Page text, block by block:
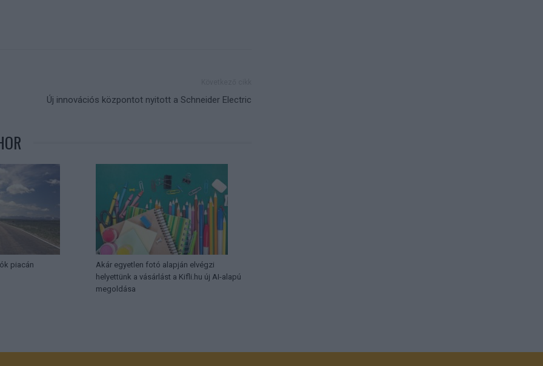
Új innovációs központot nyitott a Schneider Electric
piacán
Akár egyetlen fotó alapján elvégzi
helyettünk a vásárlást a Kifli.hu új AI-alapú
megoldása